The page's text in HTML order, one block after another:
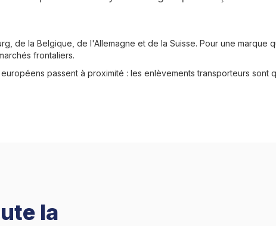
de la Belgique, de l'Allemagne et de la Suisse. Pour une
frontaliers.
passent à proximité : les enlèvements transporteurs sont
la